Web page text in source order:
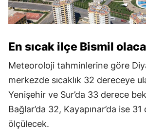
En sıcak ilçe Bismil
Meteoroloji tahminlerine göre
merkezde sıcaklık 32 dereceye
Yenişehir ve Sur’da 33 derece
Bağlar’da 32, Kayapınar’da ise
ölçülecek.